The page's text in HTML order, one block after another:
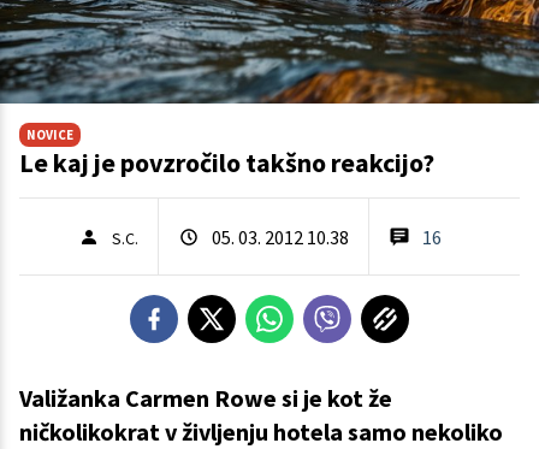
NOVICE
Le kaj je povzročilo takšno reakcijo?
S.C. 05. 03. 2012 10.38 16
Valižanka Carmen Rowe si je kot že
ničkolikokrat v življenju hotela samo nekoliko